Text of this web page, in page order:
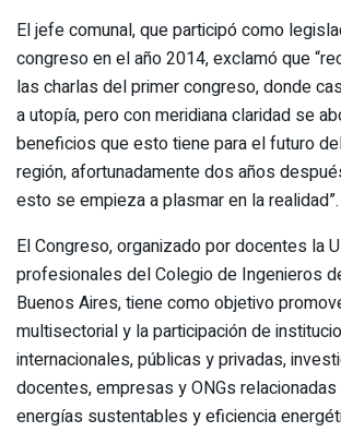
El jefe comunal, que participó como
congreso en el año 2014, exclamó que
las charlas del primer congreso, donde
a utopía, pero con meridiana claridad se
beneficios que esto tiene para el futuro
región, afortunadamente dos años
esto se empieza a plasmar en la realidad”.
El Congreso, organizado por docentes la
profesionales del Colegio de Ingenieros
Buenos Aires, tiene como objetivo
multisectorial y la participación de
internacionales, públicas y privadas,
docentes, empresas y ONGs
energías sustentables y eficiencia